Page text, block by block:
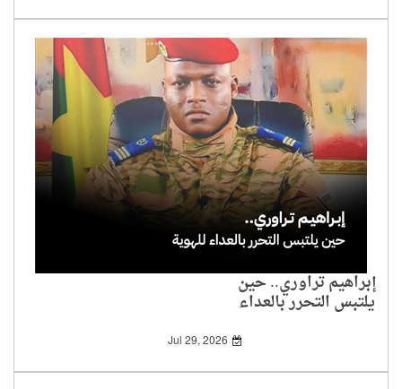
إبراهيم تراوري.. حين
يلتبس التحرر بالعداء
Jul 29, 2026